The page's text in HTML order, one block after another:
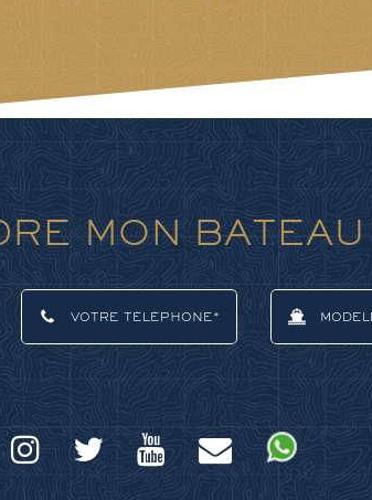
MON BATEAU